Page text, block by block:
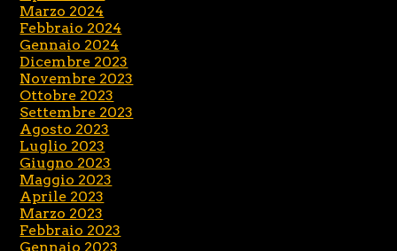
Marzo 2024
Febbraio 2024
Gennaio 2024
Dicembre 2023
Novembre 2023
Ottobre 2023
Settembre 2023
Agosto 2023
Luglio 2023
Giugno 2023
Maggio 2023
Aprile 2023
Marzo 2023
Febbraio 2023
Gennaio 2023